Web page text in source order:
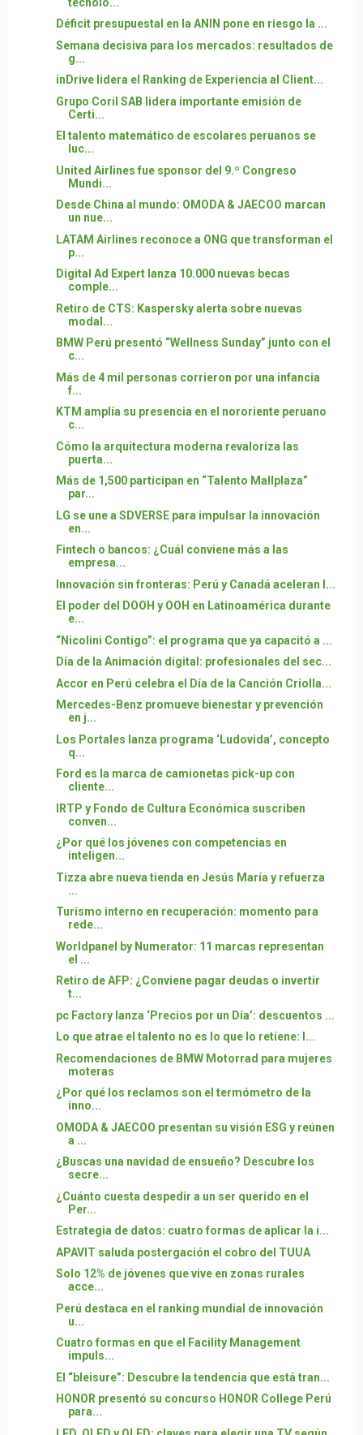
Déficit presupuestal en la ANIN pone en riesgo la ...
Semana decisiva para los mercados: resultados de
g...
inDrive lidera el Ranking de Experiencia al Client...
Grupo Coril SAB lidera importante emisión de
Certi...
El talento matemático de escolares peruanos se
luc...
United Airlines fue sponsor del 9.º Congreso
Mundi...
Desde China al mundo: OMODA & JAECOO marcan
un nue...
LATAM Airlines reconoce a ONG que transforman el
p...
Digital Ad Expert lanza 10.000 nuevas becas
comple...
Retiro de CTS: Kaspersky alerta sobre nuevas
modal...
BMW Perú presentó “Wellness Sunday” junto con el
c...
Más de 4 mil personas corrieron por una infancia
f...
KTM amplía su presencia en el nororiente peruano
c...
Cómo la arquitectura moderna revaloriza las
puerta...
Más de 1,500 participan en “Talento Mallplaza”
par...
LG se une a SDVERSE para impulsar la innovación
en...
Fintech o bancos: ¿Cuál conviene más a las
empresa...
Innovación sin fronteras: Perú y Canadá aceleran l...
El poder del DOOH y OOH en Latinoamérica durante
e...
“Nicolini Contigo”: el programa que ya capacitó a ...
Día de la Animación digital: profesionales del sec...
Accor en Perú celebra el Día de la Canción Criolla...
Mercedes-Benz promueve bienestar y prevención
en j...
Los Portales lanza programa ‘Ludovida’, concepto
q...
Ford es la marca de camionetas pick-up con
cliente...
IRTP y Fondo de Cultura Económica suscriben
conven...
¿Por qué los jóvenes con competencias en
inteligen...
Tizza abre nueva tienda en Jesús María y refuerza
...
Turismo interno en recuperación: momento para
rede...
Worldpanel by Numerator: 11 marcas representan
el ...
Retiro de AFP: ¿Conviene pagar deudas o invertir
t...
pc Factory lanza ‘Precios por un Día’: descuentos ...
Lo que atrae el talento no es lo que lo retiene: l...
Recomendaciones de BMW Motorrad para mujeres
moteras
¿Por qué los reclamos son el termómetro de la
inno...
OMODA & JAECOO presentan su visión ESG y reúnen
a ...
¿Buscas una navidad de ensueño? Descubre los
secre...
¿Cuánto cuesta despedir a un ser querido en el
Per...
Estrategia de datos: cuatro formas de aplicar la i...
APAVIT saluda postergación el cobro del TUUA
Solo 12% de jóvenes que vive en zonas rurales
acce...
Perú destaca en el ranking mundial de innovación
u...
Cuatro formas en que el Facility Management
impuls...
El “bleisure”: Descubre la tendencia que está tran...
HONOR presentó su concurso HONOR College Perú
para...